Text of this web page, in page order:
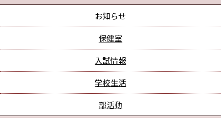
お知らせ
保健室
入試情報
学校生活
部活動